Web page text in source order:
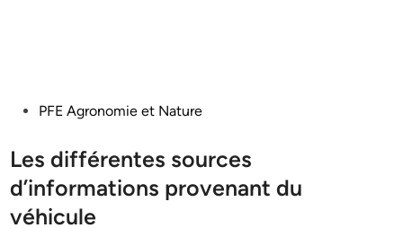
PostedPFE Agronomie et Nature
Les différentes sources
d’informations provenant du
véhicule